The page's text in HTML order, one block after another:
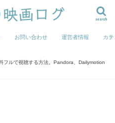
search
お問い合わせ 運営者情報 カ
フルで視聴する方法。Pandora、Dailymotion